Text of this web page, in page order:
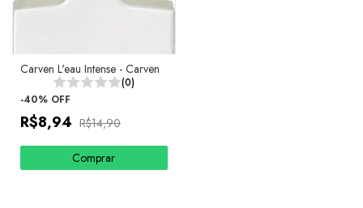
Carven L'eau Intense - Carven
(0)
-40% OFF
R$8,94 R$14,90
Comprar